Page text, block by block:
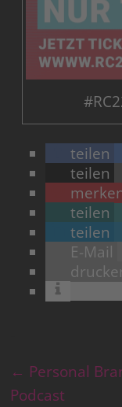
teilen
teilen
teilen
teilen
E-Mail
← Personal
Podcast